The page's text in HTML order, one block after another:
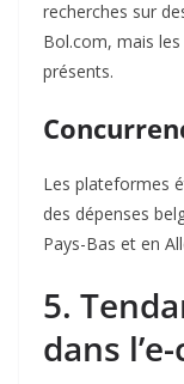
recherches sur
Bol.com, mais
présents.
Les plateformes
des dépenses
Pays-Bas et en
5.
dans